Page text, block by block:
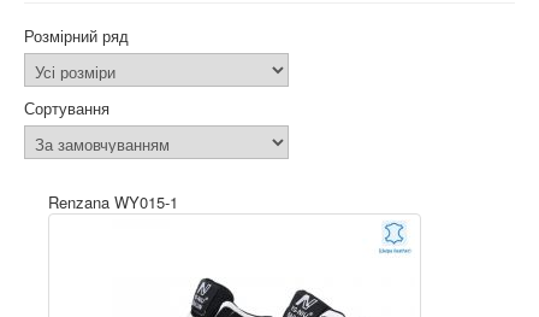
Розмірний ряд
Сортування
Renzana WY015-1